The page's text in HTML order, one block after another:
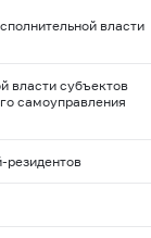
власти
власти субъектов
самоуправления
резидентов